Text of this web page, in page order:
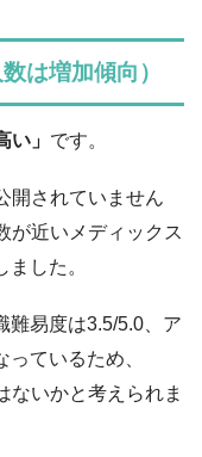
は増加傾向）
」 です。
開されていません
が近いメディックス
した。
難易度は3.5/5.0、ア
ているため、
ないかと考えられま